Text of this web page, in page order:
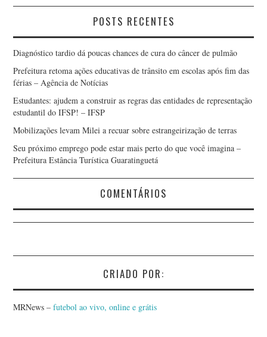
POSTS RECENTES
Diagnóstico tardio dá poucas chances de cura do câncer de pulmão
Prefeitura retoma ações educativas de trânsito em escolas após fim das
férias – Agência de Notícias
Estudantes: ajudem a construir as regras das entidades de representação
estudantil do IFSP! – IFSP
Mobilizações levam Milei a recuar sobre estrangeirização de terras
Seu próximo emprego pode estar mais perto do que você imagina –
Prefeitura Estância Turística Guaratinguetá
COMENTÁRIOS
CRIADO POR:
MRNews –futebol ao vivo, online e grátis